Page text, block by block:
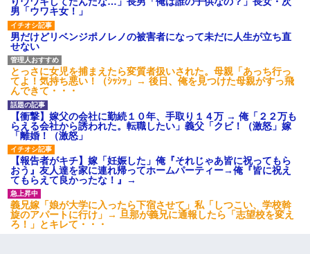
男「ウワキ女！」
男だけどリベンジポノレノの被害者になって未だに人生が立ち直
せない
とっさに女児を捕まえたら変質者扱いされた。母親「あっち行っ
てよ！気持ち悪い！（ｼｯｼｯ」→ 後日、俺を見つけた母親がすっ飛
んできて・・・
【衝撃】嫁父の会社に勤続１０年、手取り１４万 → 俺「２２万も
らえる会社から誘われた。転職したい」義父「クビ！（激怒」嫁
「離婚！（激怒」
【報告者がキチ】嫁「妊娠した」俺『それじゃあ皆に祝ってもら
おう』友人達を家に連れ帰ってホームパーティー→俺『皆に祝え
てもらえて良かったな！』→
義兄嫁「娘が大学に入ったら下宿させて」私「しつこい、学校斡
旋のアパートに行け」→ 旦那が義兄に通報したら「志望校を変え
ろ！」とキレて・・・